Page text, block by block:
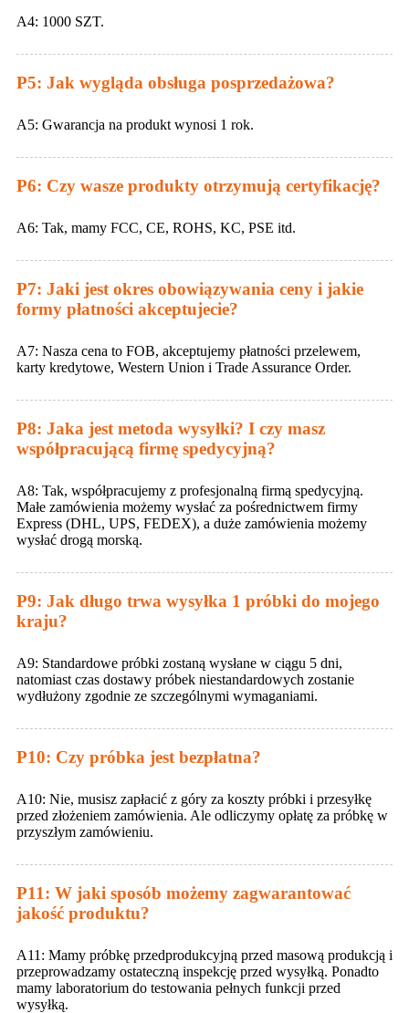
A4: 1000 SZT.
P5: Jak wygląda obsługa posprzedażowa?
A5: Gwarancja na produkt wynosi 1 rok.
P6: Czy wasze produkty otrzymują certyfikację?
A6: Tak, mamy FCC, CE, ROHS, KC, PSE itd.
P7: Jaki jest okres obowiązywania ceny i jakie
formy płatności akceptujecie?
A7: Nasza cena to FOB, akceptujemy płatności przelewem,
karty kredytowe, Western Union i Trade Assurance Order.
P8: Jaka jest metoda wysyłki? I czy masz
współpracującą firmę spedycyjną?
A8: Tak, współpracujemy z profesjonalną firmą spedycyjną.
Małe zamówienia możemy wysłać za pośrednictwem firmy
Express (DHL, UPS, FEDEX), a duże zamówienia możemy
wysłać drogą morską.
P9: Jak długo trwa wysyłka 1 próbki do mojego
kraju?
A9: Standardowe próbki zostaną wysłane w ciągu 5 dni,
natomiast czas dostawy próbek niestandardowych zostanie
wydłużony zgodnie ze szczególnymi wymaganiami.
P10: Czy próbka jest bezpłatna?
A10: Nie, musisz zapłacić z góry za koszty próbki i przesyłkę
przed złożeniem zamówienia. Ale odliczymy opłatę za próbkę w
przyszłym zamówieniu.
P11: W jaki sposób możemy zagwarantować
jakość produktu?
A11: Mamy próbkę przedprodukcyjną przed masową produkcją i
przeprowadzamy ostateczną inspekcję przed wysyłką. Ponadto
mamy laboratorium do testowania pełnych funkcji przed
wysyłką.